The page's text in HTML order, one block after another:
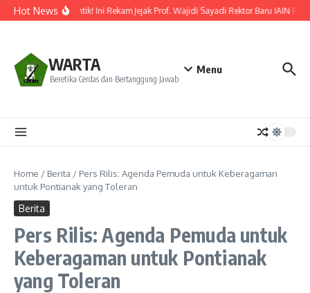
Lewati ke konten
Hot NewsResmi Dilantik! Ini Rekam Jejak Prof. Wajidi Sayadi Rektor Baru IAIN
WARTA
Beretika Cerdas dan Bertanggung Jawab
Menu
Home / Berita / Pers Rilis: Agenda Pemuda untuk Keberagaman
untuk Pontianak yang Toleran
Berita
Pers Rilis: Agenda Pemuda untuk
Keberagaman untuk Pontianak
yang Toleran